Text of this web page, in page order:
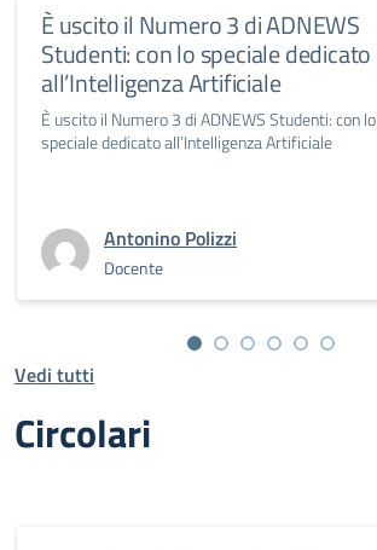
È uscito il Numero 3 di ADNEWS
Studenti: con lo speciale dedicato
all’Intelligenza Artificiale
È uscito il Numero 3 di ADNEWS Studenti: con lo
speciale dedicato all’Intelligenza Artificiale
Antonino Polizzi
Docente
Vedi tutti
Circolari